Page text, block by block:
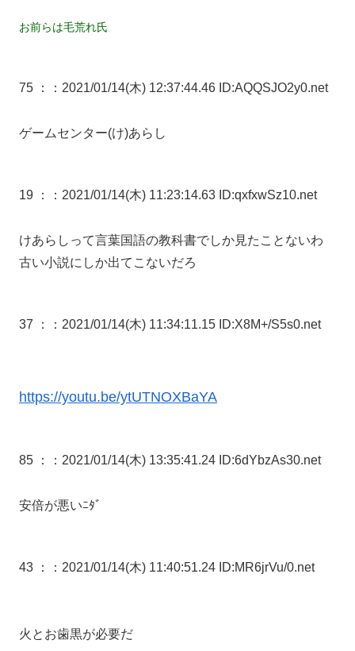
お前らは毛荒れ氏
75 ： ：2021/01/14(木) 12:37:44.46 ID:AQQSJO2y0.net
ゲームセンター(け)あらし
19 ： ：2021/01/14(木) 11:23:14.63 ID:qxfxwSz10.net
けあらしって言葉国語の教科書でしか見たことないわ
古い小説にしか出てこないだろ
37 ： ：2021/01/14(木) 11:34:11.15 ID:X8M+/S5s0.net
https://youtu.be/ytUTNOXBaYA
85 ： ：2021/01/14(木) 13:35:41.24 ID:6dYbzAs30.net
安倍が悪いﾆﾀﾞ
43 ： ：2021/01/14(木) 11:40:51.24 ID:MR6jrVu/0.net
火とお歯黒が必要だ